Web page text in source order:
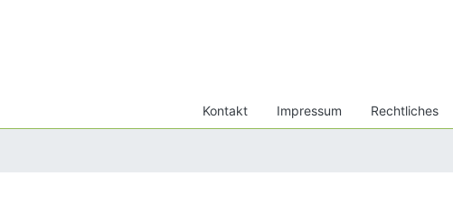
Kontakt Impressum Rechtliches